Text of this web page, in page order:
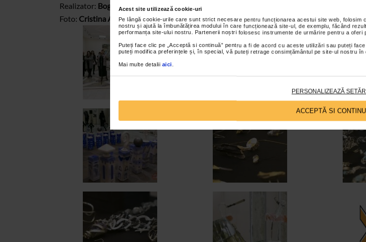
Acest site utilizează cookie-uri
Pe lângă cookie-urile care sunt strict necesare pentru funcționarea acestui site web,
nostru și ajută la îmbunătățirea modului în care funcționează site-ul, de exemplu, făcând
performanța site-ului nostru. Partenerii noștri folosesc instrumente de urmărire pentru a
Puteți face clic pe „Acceptă si continuă” pentru a fi de acord cu aceste utilizări sau puteți
puteți modifica preferințele și, în special, vă puteți retrage consimțământul pe site-ul nostru în
Mai multe detalii aici
PERSONALIZEAZĂ
ACCEPTĂ SI
Realizator: Bogdana Contras
Foto: Cristina Ardelean